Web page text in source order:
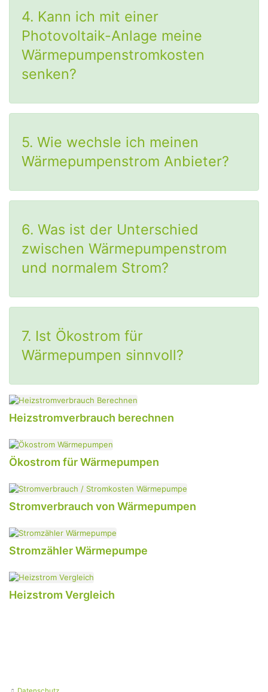
4. Kann ich mit einer
Photovoltaik-Anlage meine
Wärmepumpenstromkosten
senken?
5. Wie wechsle ich meinen
Wärmepumpenstrom Anbieter?
6. Was ist der Unterschied
zwischen Wärmepumpenstrom
und normalem Strom?
7. Ist Ökostrom für
Wärmepumpen sinnvoll?
Heizstromverbrauch berechnen
Ökostrom für Wärmepumpen
Stromverbrauch von Wärmepumpen
Stromzähler Wärmepumpe
Heizstrom Vergleich